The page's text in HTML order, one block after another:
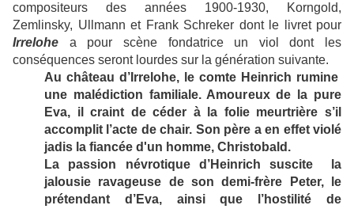
compositeurs des années 1900-1930, Korngold,
Zemlinsky, Ullmann et Frank Schreker dont le livret pour
Irrelohe a pour scène fondatrice un viol dont les
conséquences seront lourdes sur la génération suivante.
Au château d’Irrelohe, le comte Heinrich rumine
une malédiction familiale. Amoureux de la pure
Eva, il craint de céder à la folie meurtrière s’il
accomplit l’acte de chair. Son père a en effet violé
jadis la fiancée d'un homme, Christobald.
La passion névrotique d’Heinrich suscite la
jalousie ravageuse de son demi-frère Peter, le
prétendant d’Eva, ainsi que l’hostilité de